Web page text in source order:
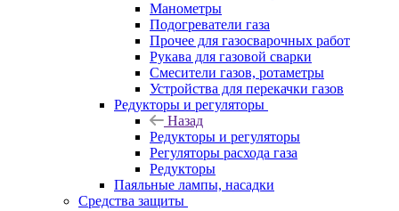
Манометры
Подогреватели газа
Прочее для газосварочных работ
Рукава для газовой сварки
Смесители газов, ротаметры
Устройства для перекачки газов
Редукторы и регуляторы
Назад
Редукторы и регуляторы
Регуляторы расхода газа
Редукторы
Паяльные лампы, насадки
Средства защиты